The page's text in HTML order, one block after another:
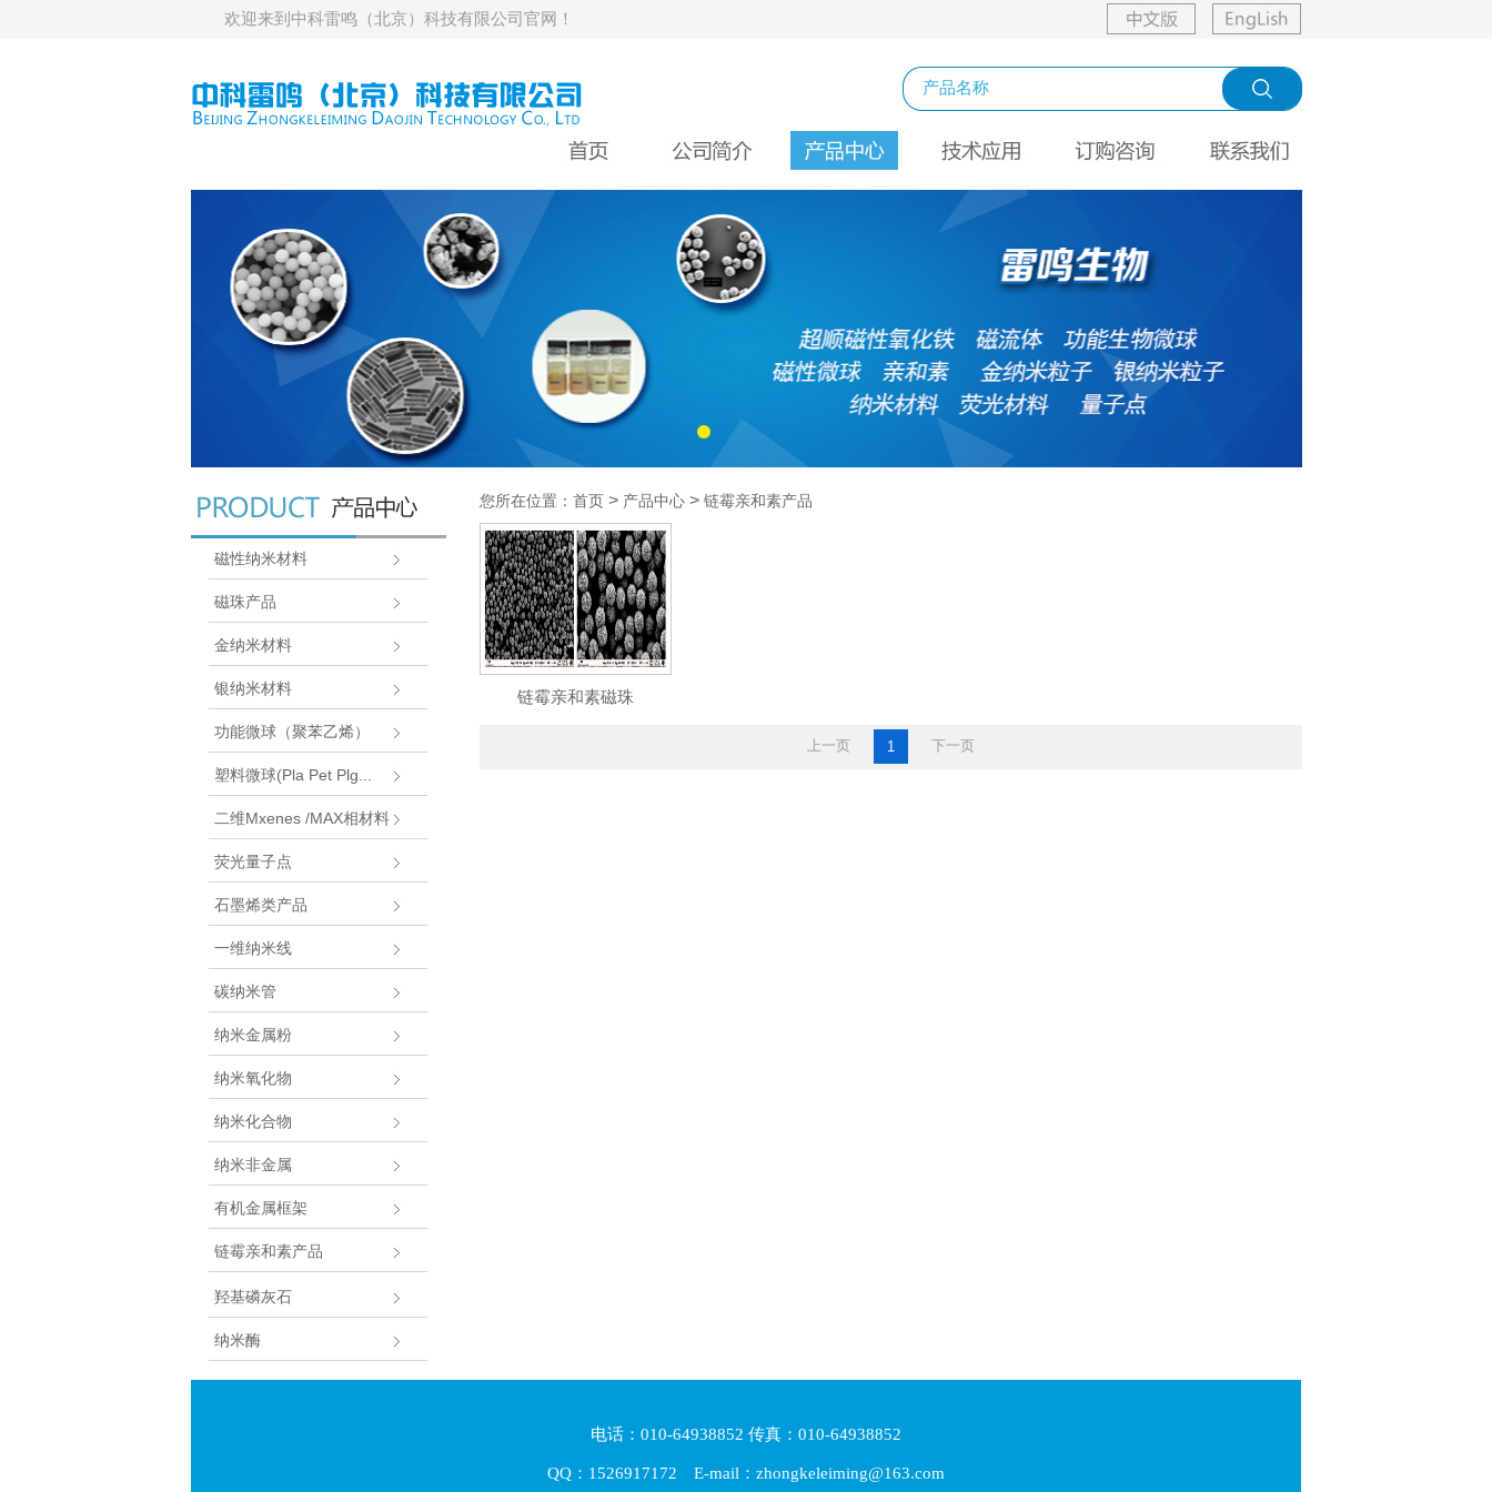
欢迎来到中科雷鸣（北京）科技有限公司官网！
磁性纳米材料
磁珠产品
金纳米材料
银纳米材料
功能微球（聚苯乙烯）
塑料微球(Pla Pet Plg...
二维Mxenes /MAX相材料
荧光量子点
石墨烯类产品
一维纳米线
碳纳米管
纳米金属粉
纳米氧化物
纳米化合物
纳米非金属
有机金属框架
链霉亲和素产品
羟基磷灰石
纳米酶
您所在位置：首页> 产品中心> 链霉亲和素产品
链霉亲和素磁珠
上一页 1 下一页
电话：010-64938852 传真：010-64938852
QQ：1526917172 E-mail：zhongkeleiming@163.com